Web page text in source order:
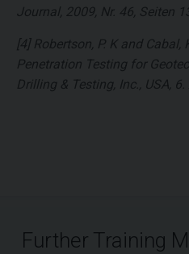
Journal, 2009, Nr. 46, Seiten
[4] Robertson, P. K and Cabal,
Penetration Testing for
Drilling & Testing, Inc., USA,
Further Training